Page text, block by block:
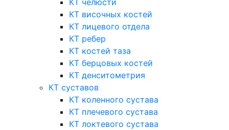
КТ челюсти
КТ височных костей
КТ лицевого отдела
КТ ребер
КТ костей таза
КТ берцовых костей
КТ денситометрия
КТ суставов
КТ коленного сустава
КТ плечевого сустава
КТ локтевого сустава